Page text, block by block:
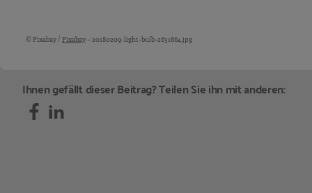
Bildquellen und Copyright-Hinweise
© Pixabay / Pixabay– 20180209-light-bulb-2631864.jpg
Ihnen gefällt dieser Beitrag? Teilen Sie ihn mit anderen: